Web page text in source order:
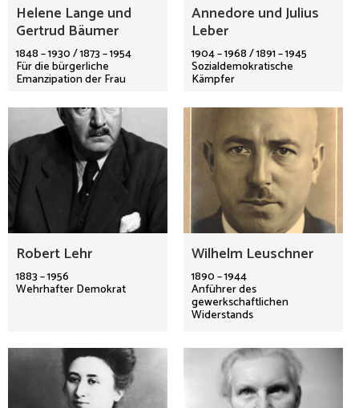
Helene Lange und
Gertrud Bäumer
1848 – 1930 / 1873 – 1954
Für die bürgerliche
Emanzipation der Frau
Annedore und Julius
Leber
1904 – 1968 / 1891 – 1945
Sozialdemokratische
Kämpfer
Robert Lehr
1883 – 1956
Wehrhafter Demokrat
Wilhelm Leuschner
1890 – 1944
Anführer des
gewerkschaftlichen
Widerstands